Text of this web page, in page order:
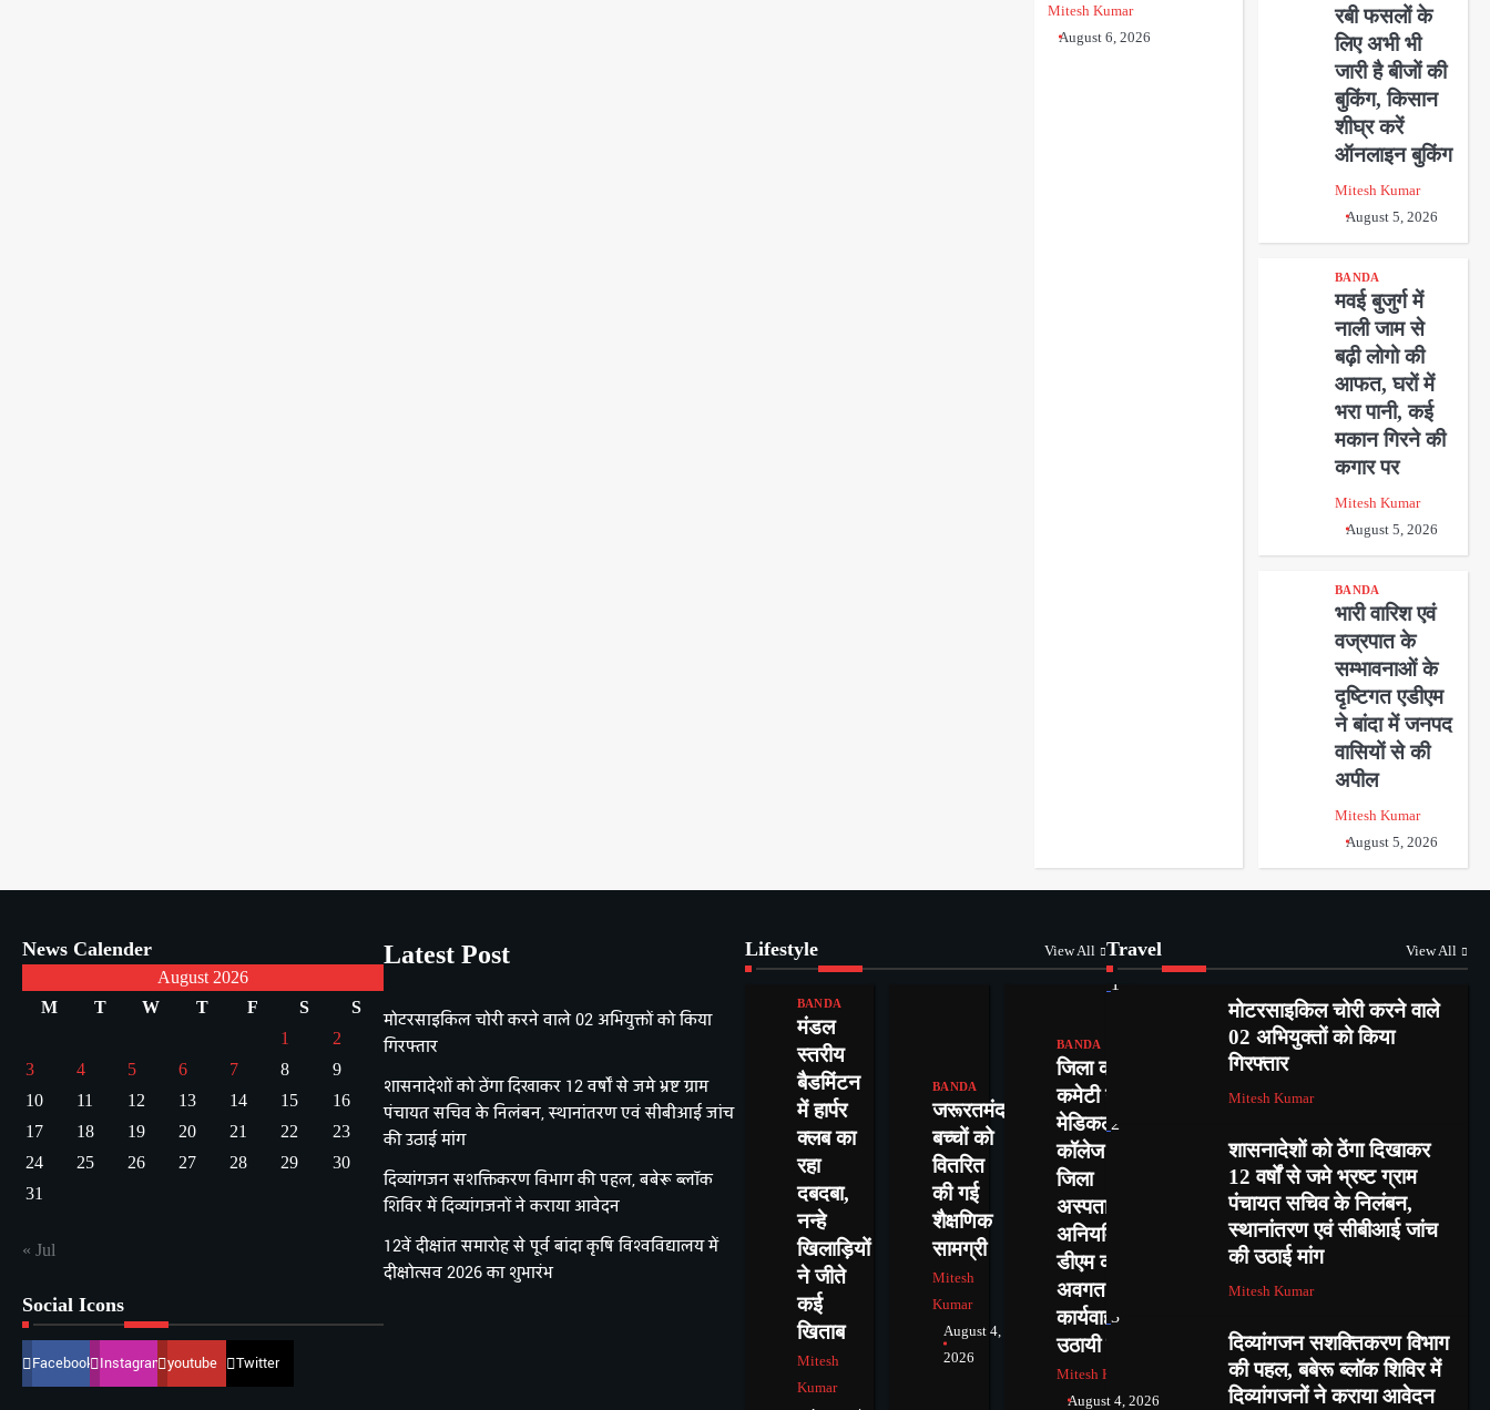
Mitesh Kumar
August 6, 2026
रबी फसलों के
लिए अभी भी
जारी है बीजों की
बुकिंग, किसान
शीघ्र करें
ऑनलाइन बुकिंग
Mitesh Kumar
August 5, 2026
BANDA
मवई बुजुर्ग में
नाली जाम से
बढ़ी लोगो की
आफत, घरों में
भरा पानी, कई
मकान गिरने की
कगार पर
Mitesh Kumar
August 5, 2026
BANDA
भारी वारिश एवं
वज्रपात के
सम्भावनाओं के
दृष्टिगत एडीएम
ने बांदा में जनपद
वासियों से की
अपील
Mitesh Kumar
August 5, 2026
News Calender
August 2026
M
T W T F S
S
1
2
3
4 5 6 7 8
9
10
11 12 13 14 15
16
17
18 19 20 21 22
23
24
25 26 27 28 29
30
31
« Jul
Social Icons
Facebook Instagramyoutube Twitter
Latest Post
मोटरसाइकिल चोरी करने वाले 02 अभियुक्तों को किया
गिरफ्तार
शासनादेशों को ठेंगा दिखाकर 12 वर्षों से जमे भ्रष्ट ग्राम
पंचायत सचिव के निलंबन, स्थानांतरण एवं सीबीआई जांच
की उठाई मांग
दिव्यांगजन सशक्तिकरण विभाग की पहल, बबेरू ब्लॉक
शिविर में दिव्यांगजनों ने कराया आवेदन
12वें दीक्षांत समारोह से पूर्व बांदा कृषि विश्वविद्यालय में
दीक्षोत्सव 2026 का शुभारंभ
Lifestyle View All
BANDA
मंडल
स्तरीय
बैडमिंटन
में हार्पर
क्लब का
रहा
दबदबा,
नन्हे
खिलाड़ियों
ने जीते
कई
खिताब
Mitesh
Kumar
BANDA
जरूरतमंद
बच्चों को
वितरित
की गई
शैक्षणिक
सामग्री
Mitesh
Kumar
August 4,
2026
BANDA
जिला कांग्रेस
कमेटी ने बताई
मेडिकल
कॉलेज व
जिला
अस्पताल में
अनियमितताएं,
डीएम को
अवगत करा
कार्यवाही की
उठायी मांग
Mitesh Kumar
August 4, 2026
Travel View All
1
मोटरसाइकिल चोरी करने वाले
02 अभियुक्तों को किया
गिरफ्तार
Mitesh Kumar
2
शासनादेशों को ठेंगा दिखाकर
12 वर्षों से जमे भ्रष्ट ग्राम
पंचायत सचिव के निलंबन,
स्थानांतरण एवं सीबीआई जांच
की उठाई मांग
Mitesh Kumar
3
दिव्यांगजन सशक्तिकरण विभाग
की पहल, बबेरू ब्लॉक शिविर में
दिव्यांगजनों ने कराया आवेदन